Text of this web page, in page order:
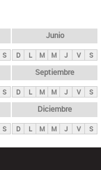
S
Junio
D L M M J V S
S
Septiembre
D L M M J V S
S
Diciembre
D L M M J V S